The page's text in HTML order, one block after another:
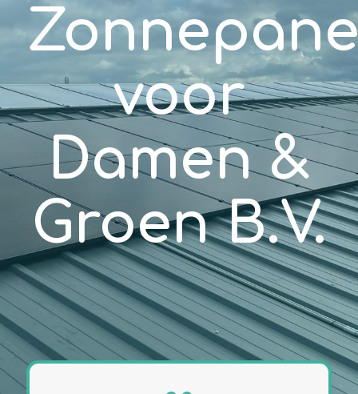
voor
Damen &
Groen B.V.